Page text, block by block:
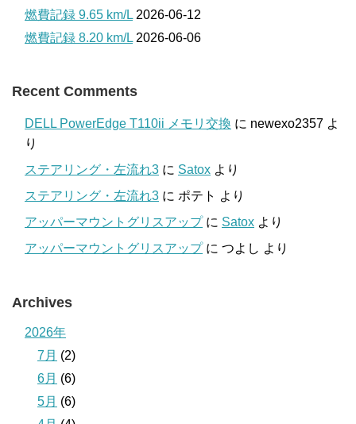
燃費記録 9.65 km/L 2026-06-12
燃費記録 8.20 km/L 2026-06-06
Recent Comments
DELL PowerEdge T110ii メモリ交換 に newexo2357 よ
り
ステアリング・左流れ3 に Satox より
ステアリング・左流れ3 に ポテト より
アッパーマウントグリスアップに Satox より
アッパーマウントグリスアップに つよし より
Archives
2026年
7月 (2)
6月 (6)
5月 (6)